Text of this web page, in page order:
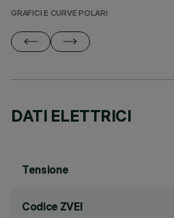
GRAFICI E CURVE POLARI
DATI ELETTRICI
Tensione
Codice ZVEI